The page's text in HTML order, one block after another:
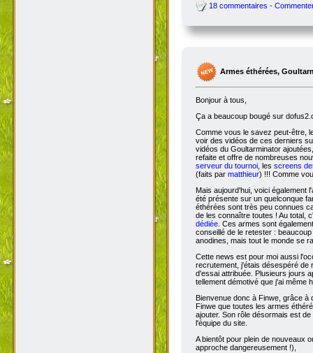
18 commentaires -
Armes éthérées,
Bonjour à tous,
Ça a beaucoup bougé sur
Comme vous le savez peut-être,
voir des vidéos de ces derniers
vidéos du Goultarminator
refaite et offre de nombreuses
serveur du tournoi, les screens
(faits par matthieur) !!! Comme
Mais aujourd'hui, voici également
été présente sur un quelconque
éthérées sont très peu connues
de les connaître toutes ! Au total,
dédiée. Ces armes sont
conseillé de le retester :
anodines, mais tout le monde se
Cette news est pour moi aussi
recrutement, j'étais désespéré de
d'essai attribuée. Plusieurs jours
tellement démotivé que j'ai même
Bienvenue donc à Finwe, grâce
Finwe que toutes les armes
ajouter. Son rôle désormais est
l'équipe du site.
A bientôt pour plein de nouveaux
approche dangereusement !),